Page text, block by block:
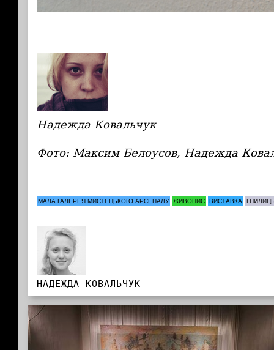
Надежда Ковальчук
Фото: Максим Белоусов, Надежда
МАЛА ГАЛЕРЕЯ МИСТЕЦЬКОГО АРСЕНАЛУ ЖИВОПИС ВИСТАВКА
НАДЕЖДА КОВАЛЬЧУК